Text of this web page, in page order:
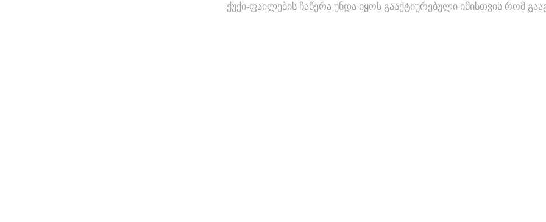
ქუქი-ფაილების ჩაწერა უნდა იყოს გააქტიურებული იმისთვის რომ